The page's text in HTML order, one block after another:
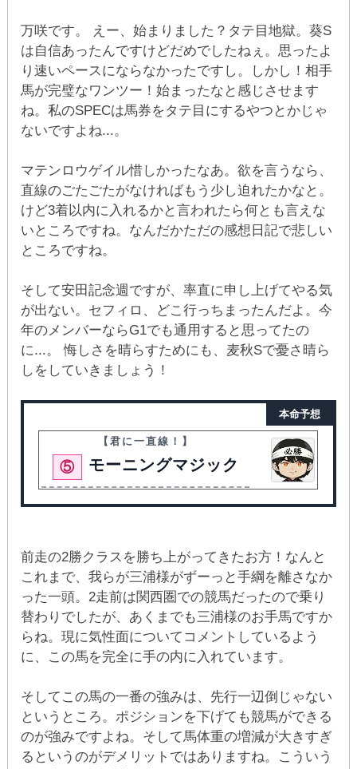
万咲です。 えー、始まりました？タテ目地獄。葵S
は自信あったんですけどだめでしたねぇ。思ったよ
り速いペースにならなかったですし。しかし！相手
馬が完璧なワンツー！始まったなと感じさせます
ね。私のSPECは馬券をタテ目にするやつとかじゃ
ないですよね...。
マテンロウゲイル惜しかったなあ。欲を言うなら、
直線のごたごたがなければもう少し迫れたかなと。
けど3着以内に入れるかと言われたら何とも言えな
いところですね。なんだかただの感想日記で悲しい
ところですね。
そして安田記念週ですが、率直に申し上げてやる気
が出ない。セフィロ、どこ行っちまったんだよ。今
年のメンバーならG1でも通用すると思ってたの
に...。 悔しさを晴らすためにも、麦秋Sで憂さ晴ら
しをしていきましょう！
本命予想
【君に一直線！】
⑤ モーニングマジック
前走の2勝クラスを勝ち上がってきたお方！なんと
これまで、我らが三浦様がずーっと手綱を離さなか
った一頭。2走前は関西圏での競馬だったので乗り
替わりでしたが、あくまでも三浦様のお手馬ですか
らね。現に気性面についてコメントしているよう
に、この馬を完全に手の内に入れています。
そしてこの馬の一番の強みは、先行一辺倒じゃない
というところ。ポジションを下げても競馬ができる
のが強みですよね。そして馬体重の増減が大きすぎ
るというのがデメリットではありますね。こういう